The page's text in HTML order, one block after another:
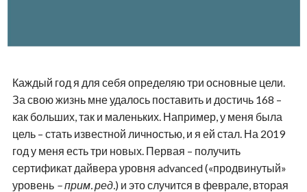
Каждый год я для себя определяю три основные цели.
За свою жизнь мне удалось поставить и достичь 168 –
как больших, так и маленьких. Например, у меня была
цель – стать известной личностью, и я ей стал. На 2019
год у меня есть три новых. Первая – получить
сертификат дайвера уровня advanced(«продвинутый»
уровень – прим. ред. ) и это случится в феврале, вторая